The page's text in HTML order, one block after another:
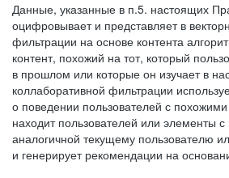
Данные, указанные в п.5. настоящих
оцифровывает и представляет в
фильтрации на основе контента
контент, похожий на тот, который
в прошлом или которые он изучает в
коллаборативной фильтрации
о поведении пользователей с
находит пользователей или элементы с
аналогичной текущему пользователю
и генерирует рекомендации на